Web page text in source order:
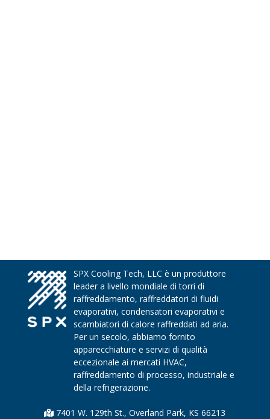
SPX Cooling Tech, LLC è un produttore
leader a livello mondiale di torri di
raffreddamento, raffreddatori di fluidi
evaporativi, condensatori evaporativi e
scambiatori di calore raffreddati ad aria.
Per un secolo, abbiamo fornito
apparecchiature e servizi di qualità
eccezionale ai mercati HVAC,
raffreddamento di processo, industriale e
della refrigerazione.
7401 W. 129th St., Overland Park, KS 66213